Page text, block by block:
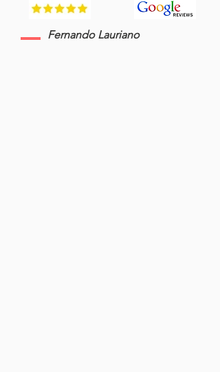
Fernando Lauriano